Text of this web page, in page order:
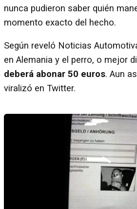
nunca pudieron saber quién
momento exacto del hecho.
Según reveló Noticias
en Alemania y el perro, o mejor
deberá abonar 50 euros. Aun
viralizó en Twitter.